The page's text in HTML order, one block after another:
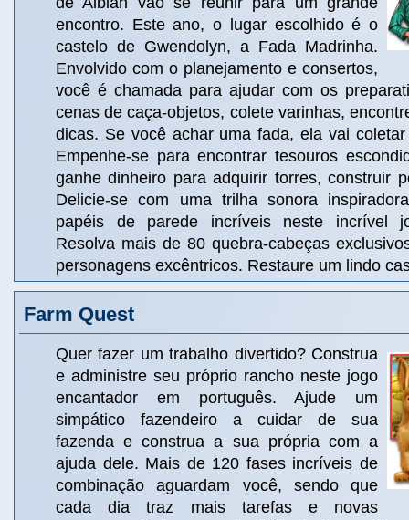
encontro. Este ano, o lugar escolhido é o
castelo de Gwendolyn, a Fada Madrinha.
Envolvido com o planejamento e consertos,
você é chamada para ajudar com os
cenas de caça-objetos, colete varinhas,
dicas. Se você achar uma fada, ela vai
Empenhe-se para encontrar tesouros
ganhe dinheiro para adquirir torres, construir
Delicie-se com uma trilha sonora
papéis de parede incríveis neste incrível
Resolva mais de 80 quebra-cabeças
personagens excêntricos. Restaure um lindo
Farm Quest
Quer fazer um trabalho divertido? Construa
e administre seu próprio rancho neste jogo
encantador em português. Ajude um
simpático fazendeiro a cuidar de sua
fazenda e construa a sua própria com a
ajuda dele. Mais de 120 fases incríveis de
combinação aguardam você, sendo que
cada dia traz mais tarefas e novas